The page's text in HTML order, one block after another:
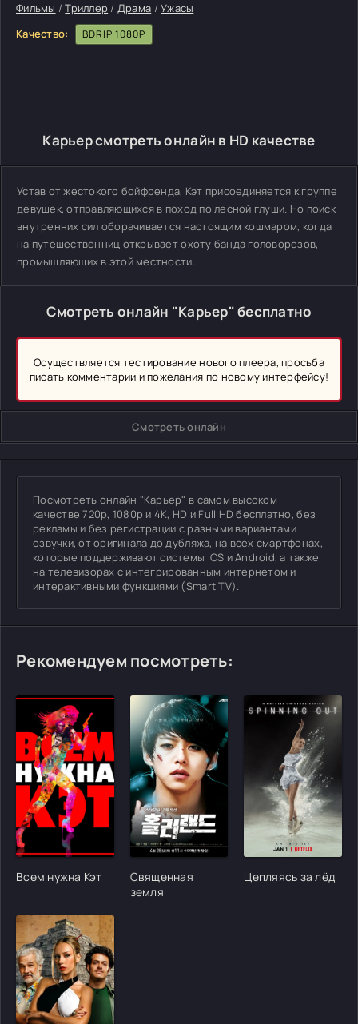
Фильмы /Триллер / Драма /Ужасы
Качество:
BDRIP 1080P
Карьер смотреть онлайн в HD качестве
Устав от жестокого бойфренда, Кэт присоединяется к группе
девушек, отправляющихся в поход по лесной глуши. Но поиск
внутренних сил оборачивается настоящим кошмаром, когда
на путешественниц открывает охоту банда головорезов,
промышляющих в этой местности.
Смотреть онлайн "Карьер" бесплатно
Осуществляется тестирование нового плеера, просьба
писать комментарии и пожелания по новому интерфейсу!
Смотреть онлайн
Посмотреть онлайн "Карьер" в самом высоком
качестве 720p, 1080p и 4K, HD и Full HD бесплатно, без
рекламы и без регистрации с разными вариантами
озвучки, от оригинала до дубляжа, на всех смартфонах,
которые поддерживают системы iOS и Android, а также
на телевизорах с интегрированным интернетом и
интерактивными функциями (Smart TV).
Рекомендуем посмотреть:
[/xfgiven_cvh_poster_urlcvh_poster_url]
Всем нужна Кэт
[/xfgiven_cvh_poster_urlcvh_poster_url]
Священная
земля
[/
Цепляясь за лёд